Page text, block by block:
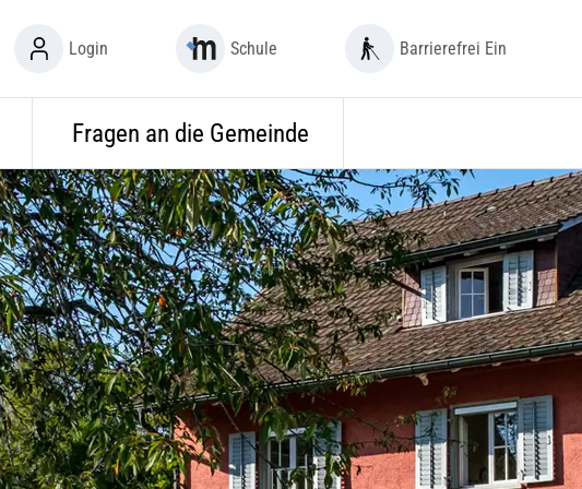
Login Schule Barrierefrei Ein
Fragen an die Gemeinde